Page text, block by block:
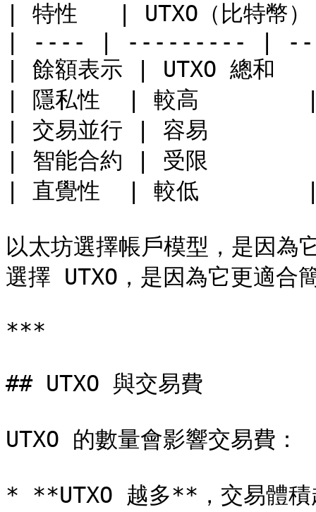
| 特性   | UTXO（比特幣
| ---- | --------- |
| 餘額表示 | UTXO 總和
| 隱私性  | 較高
| 交易並行 | 容易
| 智能合約 | 受限
| 直覺性  | 較低
以太坊選擇帳戶模型，是因為
選擇 UTXO，是因為它更適合
***
## UTXO 與交易費
UTXO 的數量會影響交易費：
* **UTXO 越多**，交易體積